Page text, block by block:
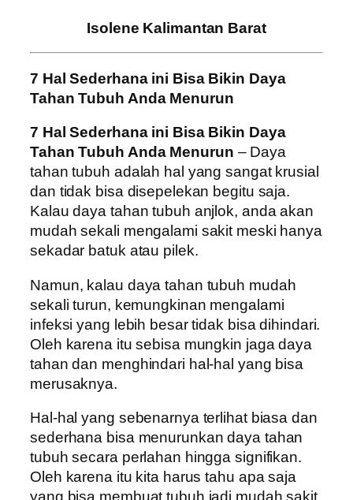
Isolene Kalimantan Barat
7 Hal Sederhana ini Bisa Bikin Daya
Tahan Tubuh Anda Menurun
7 Hal Sederhana ini Bisa Bikin Daya
Tahan Tubuh Anda Menurun – Daya
tahan tubuh adalah hal yang sangat krusial
dan tidak bisa disepelekan begitu saja.
Kalau daya tahan tubuh anjlok, anda akan
mudah sekali mengalami sakit meski hanya
sekadar batuk atau pilek.
Namun, kalau daya tahan tubuh mudah
sekali turun, kemungkinan mengalami
infeksi yang lebih besar tidak bisa dihindari.
Oleh karena itu sebisa mungkin jaga daya
tahan dan menghindari hal-hal yang bisa
merusaknya.
Hal-hal yang sebenarnya terlihat biasa dan
sederhana bisa menurunkan daya tahan
tubuh secara perlahan hingga signifikan.
Oleh karena itu kita harus tahu apa saja
yang bisa membuat tubuh jadi mudah sakit